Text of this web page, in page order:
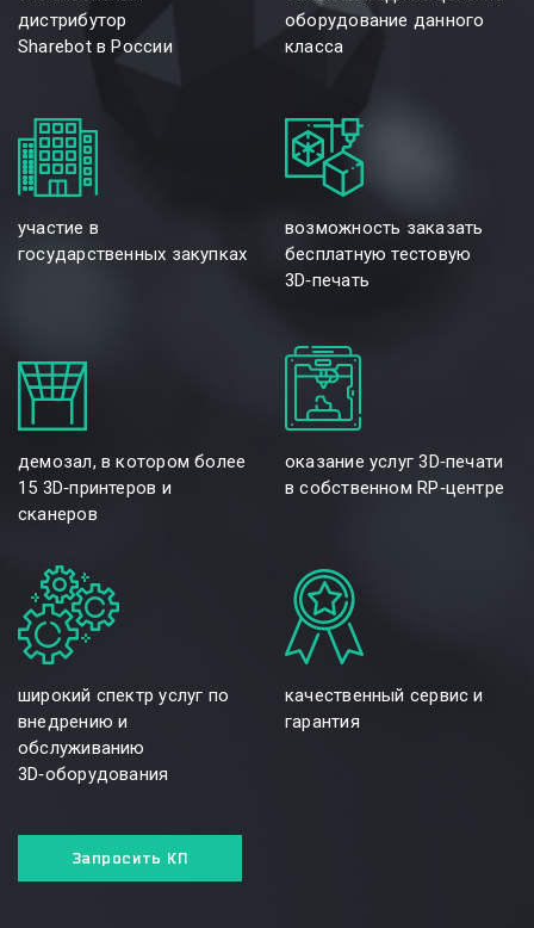
дистрибутор
Sharebot в России
оборудование данного
класса
участие в
государственных закупках
возможность заказать
бесплатную тестовую
3D‑печать
демозал, в котором более
15 3D‑принтеров и
сканеров
оказание услуг 3D‑печати
в собственном RP‑центре
широкий спектр услуг по
внедрению и
обслуживанию
3D‑оборудования
качественный сервис и
гарантия
Запросить КП